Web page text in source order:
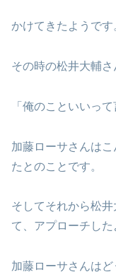
かけてきたようです
その時の松井大輔さ
「俺のこといいっ
加藤ローサさんは
たとのことです。
そしてそれから松
て、アプローチした
加藤ローサさんは